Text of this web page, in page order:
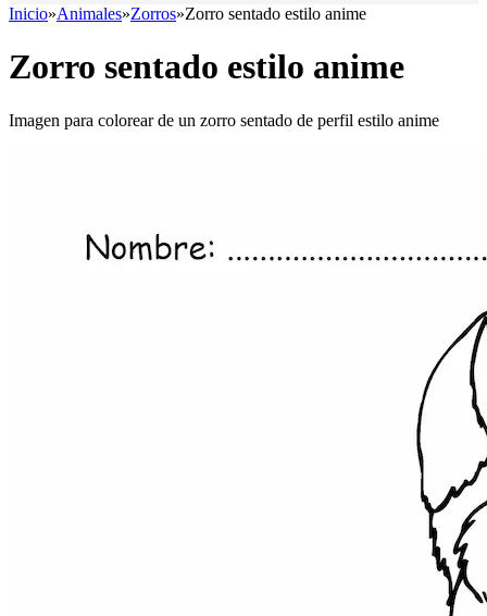
Inicio»Animales»Zorros»Zorro sentado estilo anime
Zorro sentado estilo anime
Imagen para colorear de un zorro sentado de perfil estilo anime